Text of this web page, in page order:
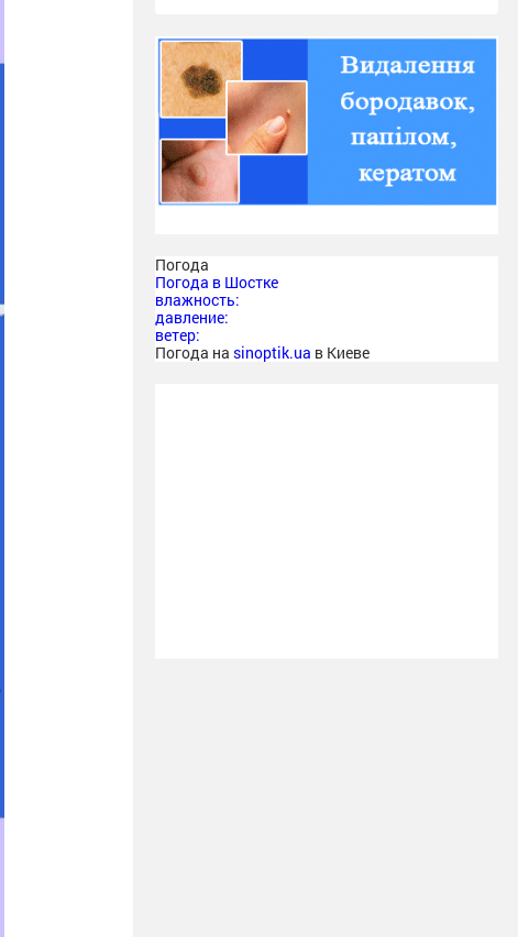
Погода
Погода в Шостке
влажность:
давление:
ветер:
Погода на sinoptik.ua в Киеве